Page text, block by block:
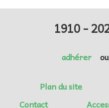
1910 -
adhérer ou
Plan du site
Contact